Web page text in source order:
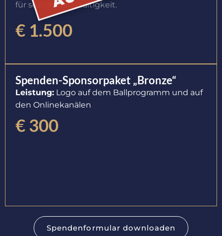
für soziale Nachhaltigkeit.
€ 1.500
Spenden-Sponsorpaket „Bronze“
Leistung: Logo auf dem Ballprogramm und auf
den Onlinekanälen
€ 300
Spendenformular downloaden